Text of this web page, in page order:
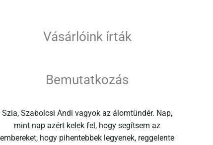
Vásárlóink írták
Bemutatkozás
Szia, Szabolcsi Andi vagyok az álomtündér. Nap,
mint nap azért kelek fel, hogy segítsem az
embereket, hogy pihentebbek legyenek, reggelente